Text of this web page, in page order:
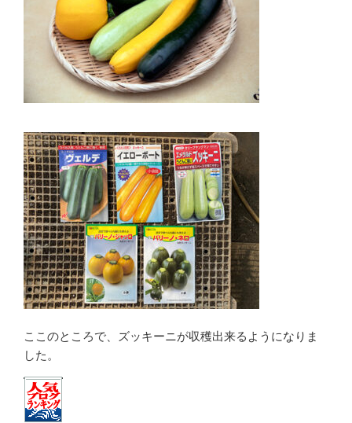
ここのところで、ズッキーニが収穫出来るようになりま
した。